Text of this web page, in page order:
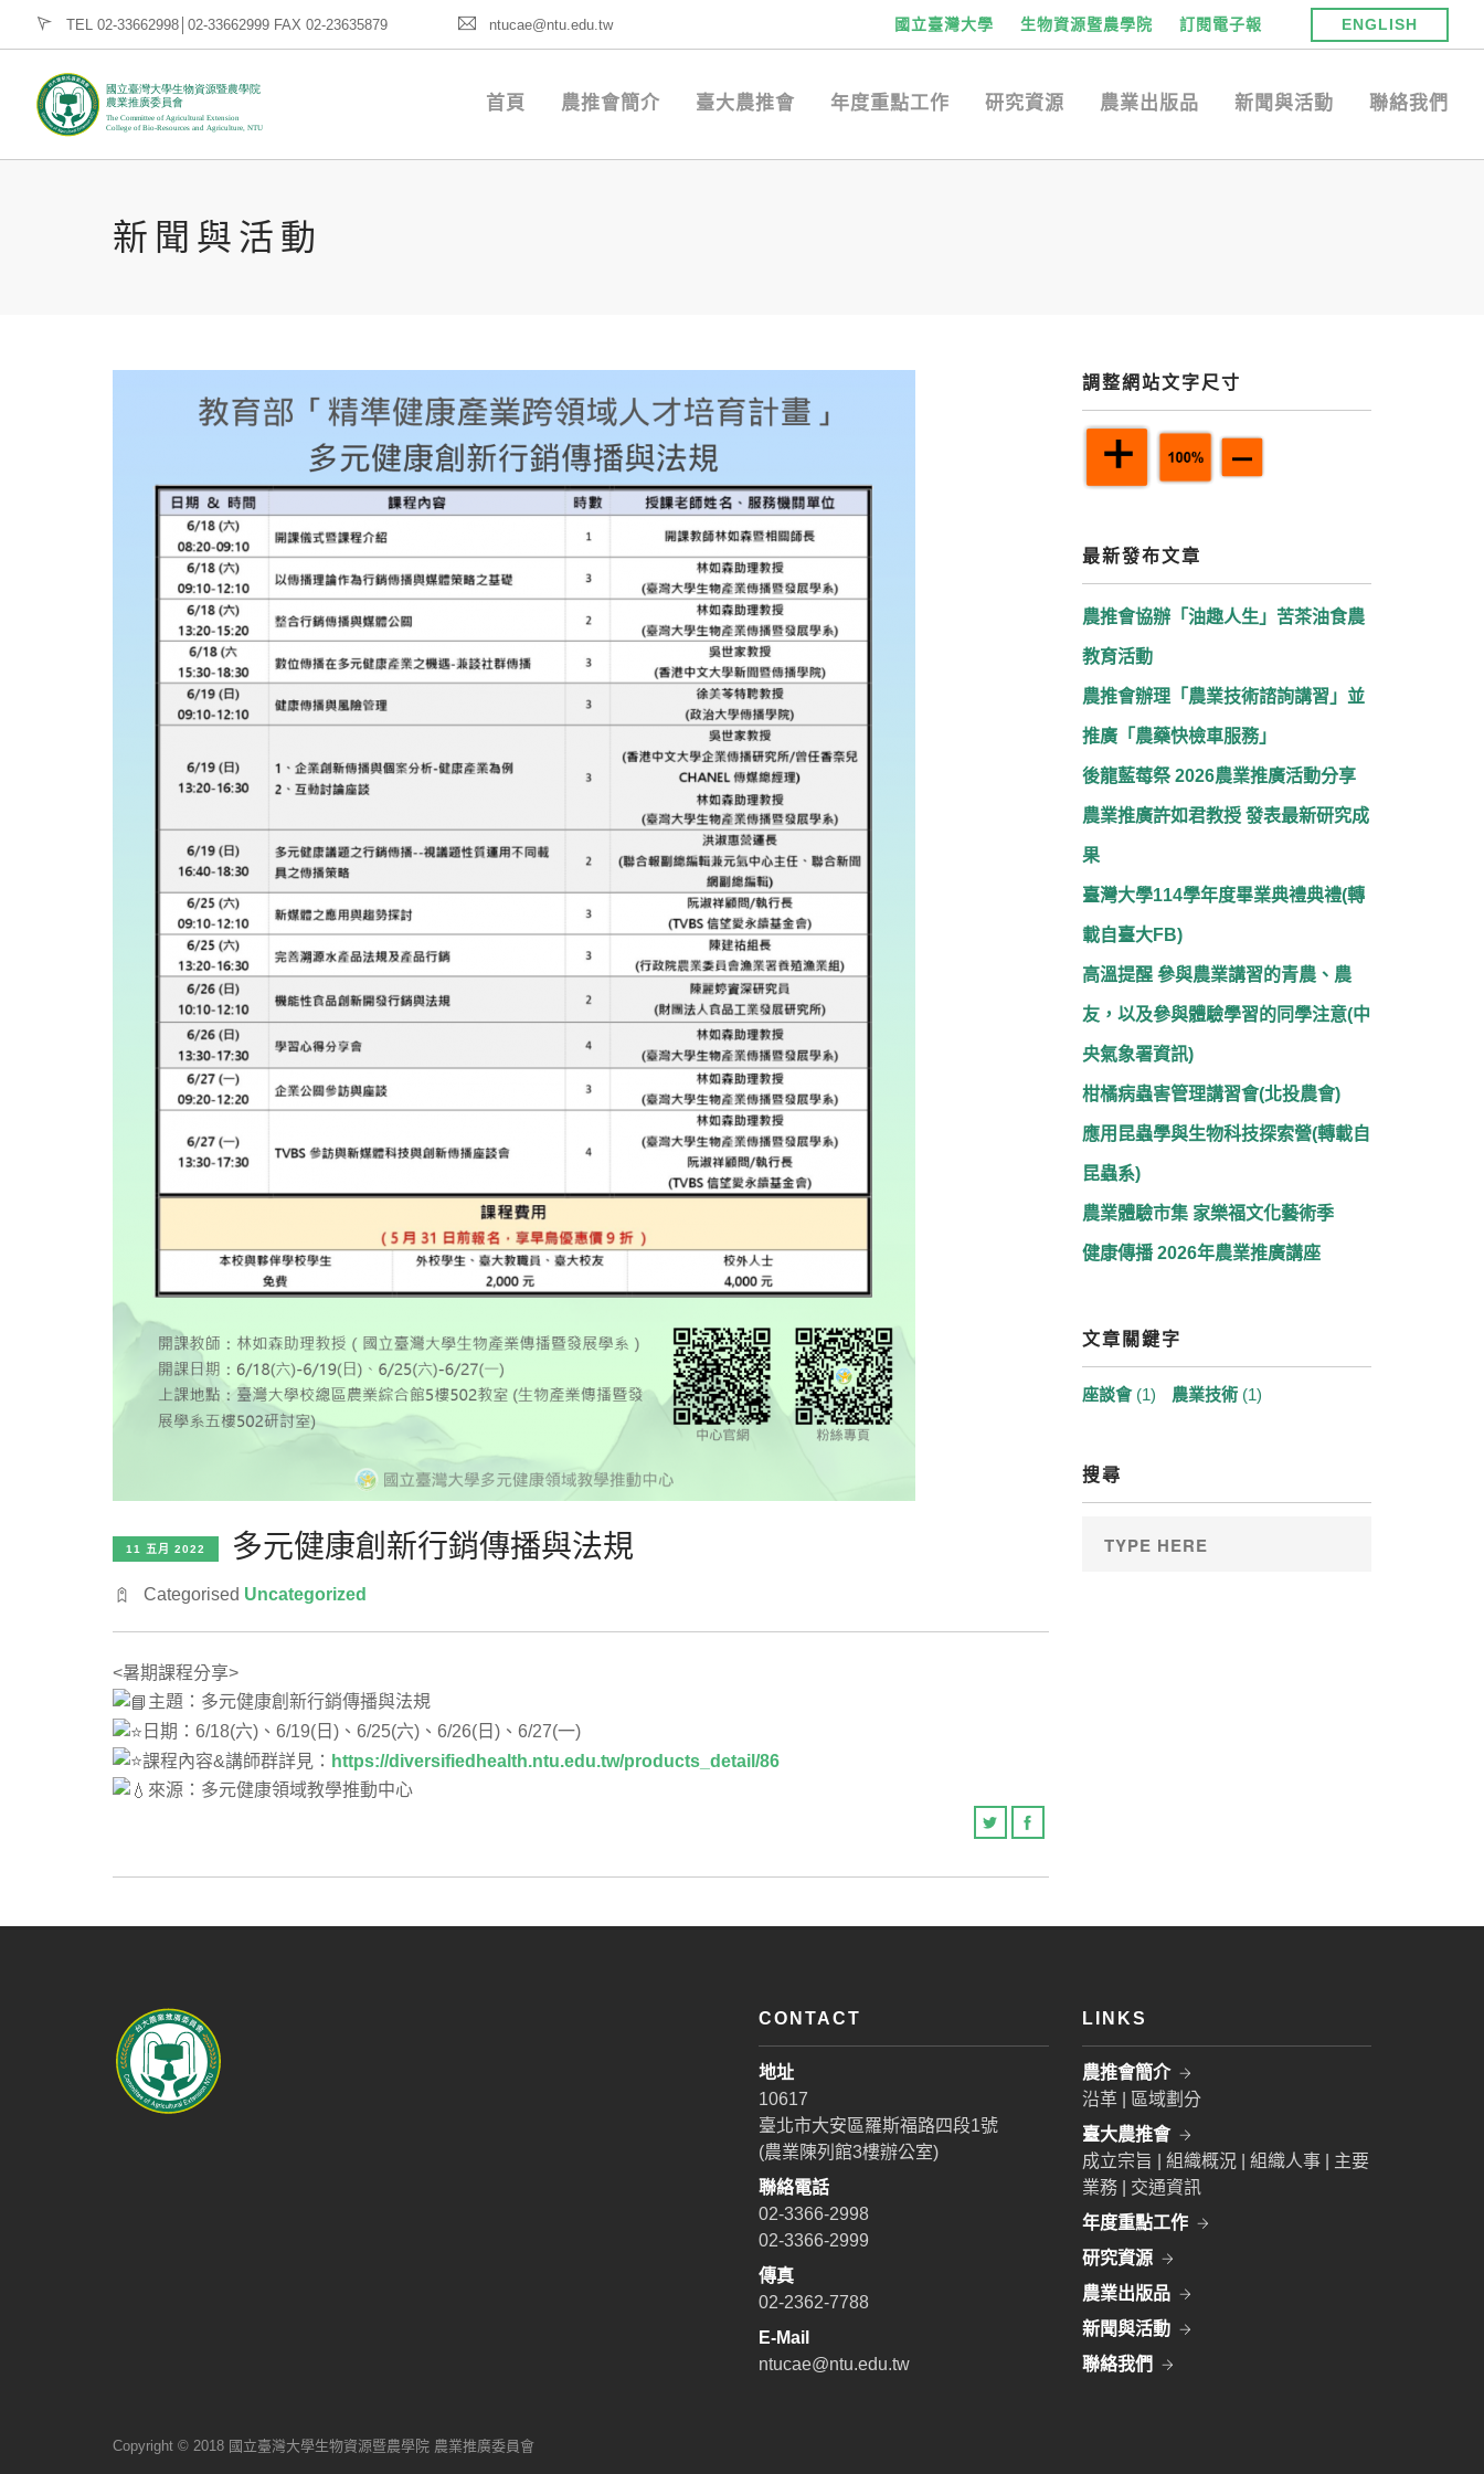
TEL 02-33662998│02-33662999 FAX 02-23635879 ntucae@ntu.edu.tw 國立臺灣大學 生物資源暨農學院 訂閱電子報 ENGLISH
首頁 農推會簡介 臺大農推會 年度重點工作 研究資源 農業出版品 新聞與活動 聯絡我們
新聞與活動
11 五月 2022 多元健康創新行銷傳播與法規
Categorised Uncategorized
<暑期課程分享>
主題：多元健康創新行銷傳播與法規
日期：6/18(六)、6/19(日)、6/25(六)、6/26(日)、6/27(一)
課程內容&講師群詳見： https://diversifiedhealth.ntu.edu.tw/products_detail/86
來源：多元健康領域教學推動中心
調整網站文字尺寸
最新發布文章
農推會協辦「油趣人生」苦茶油食農
教育活動
農推會辦理「農業技術諮詢講習」並
推廣「農藥快檢車服務」
後龍藍莓祭 2026農業推廣活動分享
農業推廣許如君教授 發表最新研究成
果
臺灣大學114學年度畢業典禮典禮(轉
載自臺大FB)
高溫提醒 參與農業講習的青農、農
友，以及參與體驗學習的同學注意(中
央氣象署資訊)
柑橘病蟲害管理講習會(北投農會)
應用昆蟲學與生物科技探索營(轉載自
昆蟲系)
農業體驗市集 家樂福文化藝術季
健康傳播 2026年農業推廣講座
文章關鍵字
座談會(1) 農業技術(1)
搜尋
CONTACT
地址
10617
臺北市大安區羅斯福路四段1號
(農業陳列館3樓辦公室)
聯絡電話
02-3366-2998
02-3366-2999
傳真
02-2362-7788
E-Mail
ntucae@ntu.edu.tw
LINKS
農推會簡介
沿革 | 區域劃分
臺大農推會
成立宗旨 | 組織概況 | 組織人事 | 主要
業務 | 交通資訊
年度重點工作
研究資源
農業出版品
新聞與活動
聯絡我們
Copyright © 2018 國立臺灣大學生物資源暨農學院 農業推廣委員會